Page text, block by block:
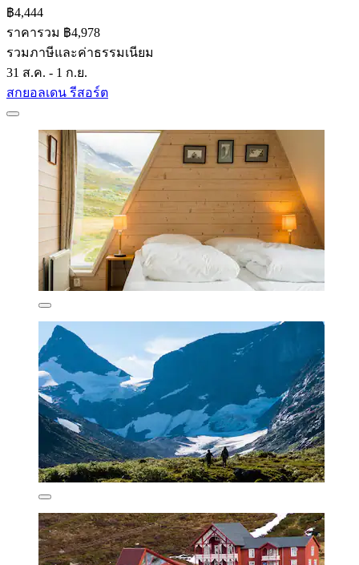
฿4,444
ราคารวม ฿4,978
รวมภาษีและค่าธรรมเนียม
31 ส.ค. - 1 ก.ย.
สกยอลเดน รีสอร์ต